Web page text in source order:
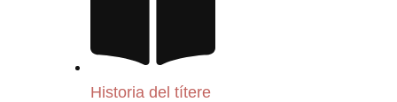
Historia del títere